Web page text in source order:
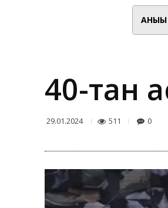
40-тан
29.01.2024 511 0